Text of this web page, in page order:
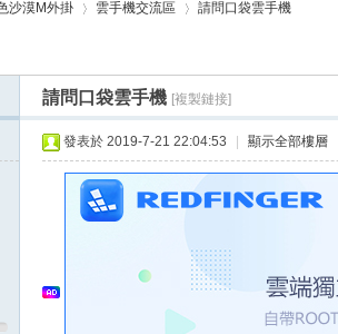
沙漠M外掛
›
雲手機交流區
›
請問口袋雲手機
請問口袋雲手機 [複製鏈接]
發表於 2019-7-21 22:04:53 顯示全部樓層